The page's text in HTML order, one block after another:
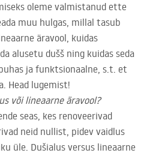
oleme valmistanud ette
muu hulgas, millal tasub
äravool, kuidas
alusetu dušš ning kuidas seda
ja funktsionaalne, s.t. et
Head lugemist!
või lineaarne äravool?
seas, kes renoveerivad
neid nullist, pidev vaidlus
üle. Dušialus versus lineaarne